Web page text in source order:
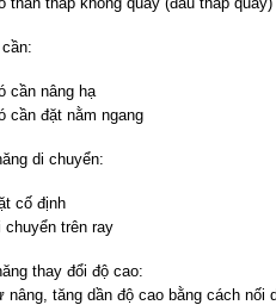
cần nâng hạ
cần đặt nằm ngang
di chuyển:
cố định
chuyển trên ray
thay đổi độ cao:
nâng, tăng dần độ cao bằng cách nối